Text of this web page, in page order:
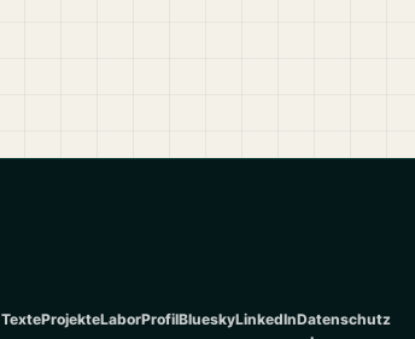
TexteProjekteLaborProfilBlueskyLinkedInDatenschutz